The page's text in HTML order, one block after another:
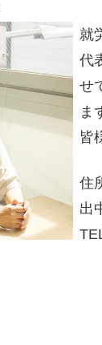
就
代
せ
ま
皆
住
出